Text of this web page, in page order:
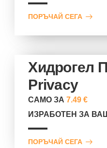
ПОРЪЧАЙ СЕГА
Хидрогел
Privacy
САМО ЗА7.49 €
ИЗРАБОТЕН ЗА
ПОРЪЧАЙ СЕГА